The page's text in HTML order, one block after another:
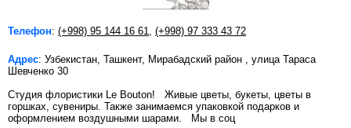
Телефон: (+998) 95 144 16 61, (+998) 97 333 43 72
Адрес: Узбекистан, Ташкент, Мирабадский район , улица Тараса
Шевченко 30
Студия флористики Le Bouton! Живые цветы, букеты, цветы в
горшках, сувениры. Также занимаемся упаковкой подарков и
оформлением воздушными шарами. Мы в соц